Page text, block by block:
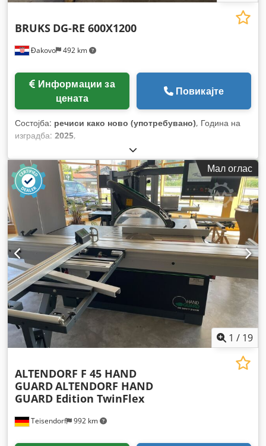
Đakovo 492 km
BRUKS DG-RE 600X1200
цената
Повикајте
Состојба: речиси како ново (употребувано), Година на
изградба: 2025,
Мал оглас
1 / 19
Teisendorf 992 km
ALTENDORF F 45 HAND
GUARDALTENDORF HAND
GUARD Edition TwinFlex